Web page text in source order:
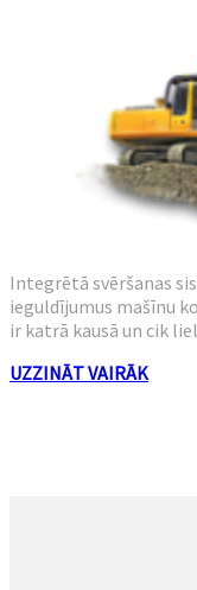
Integrētā svēršanas
ieguldījumus mašīnu
ir katrā kausā un cik
UZZINĀT VAIRĀK